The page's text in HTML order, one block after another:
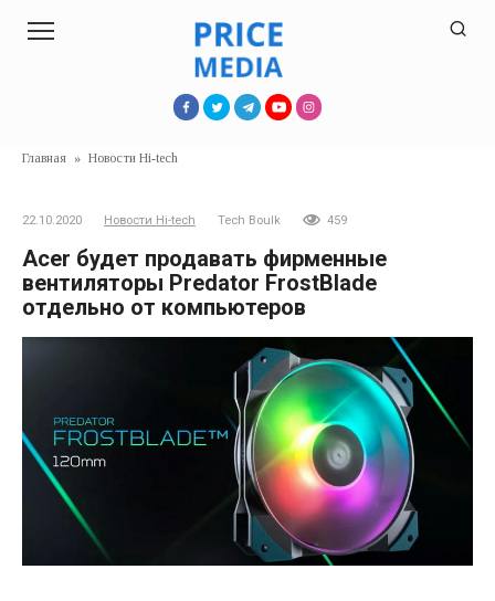
Главная » Новости Hi-tech
22.10.2020 Новости Hi-tech Tech Boulk 459
Acer будет продавать фирменные
вентиляторы Predator FrostBlade
отдельно от компьютеров